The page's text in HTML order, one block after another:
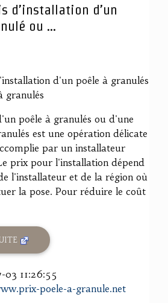
d’installation d’un
ou ...
d'un poêle à granulés
granulés
poêle à granulés ou d'une
est une opération délicate
par un installateur
prix pour l'installation dépend
l'installateur et de la région où
la pose. Pour réduire le coût
03 11:26:55
poele-a-granule.net